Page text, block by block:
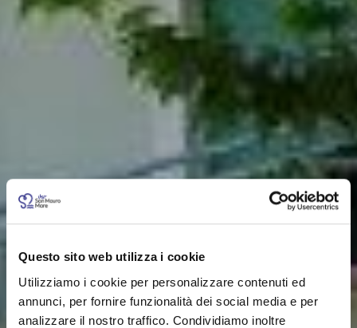
Questo sito web utilizza i cookie
Utilizziamo i cookie per personalizzare contenuti ed
annunci, per fornire funzionalità dei social media e per
analizzare il nostro traffico. Condividiamo inoltre